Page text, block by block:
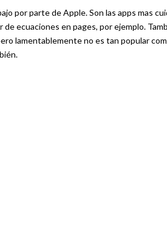
por parte de Apple. Son las apps mas
de ecuaciones en pages, por ejemplo.
lamentablemente no es tan popular